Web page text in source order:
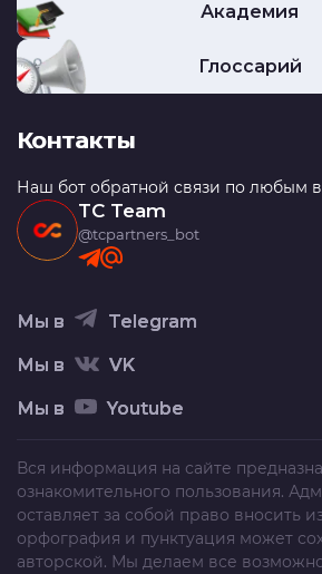
Академия
Глоссарий
Контакты
Наш бот обратной связи по любым
TC Team
@tcpartners_bot
Мы в Telegram
Мы в VK
Мы в Youtube
Вся информация на сайте
ознакомительного пользования.
оставляет за собой право вносить
орфография и пунктуация может
авторской. Мы делаем все